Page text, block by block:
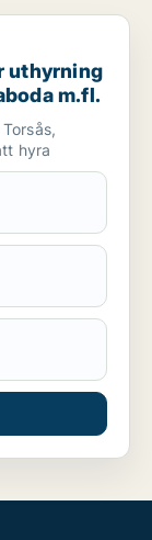
Torsås,
uthyrning
m.fl.
hyra